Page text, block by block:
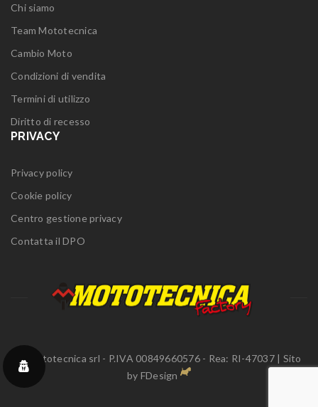
Chi siamo
Team Mototecnica
Cambio Moto
Condizioni di vendita
Termini di utilizzo
Diritto di recesso
PRIVACY
Privacy policy
Cookie policy
Centro gestione privacy
Contatta il DPO
© Mototecnica srl - P.IVA 00849660576 - Rea: RI-47037 | Sito
by FDesign